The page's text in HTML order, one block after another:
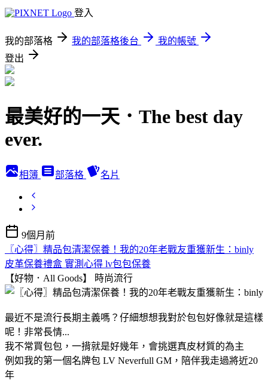
登入
我的部落格 我的部落格後台
我的帳號
登出
最美好的一天．The best day
ever.
相簿 部落格 名片
9個月前
〖心得〗精品包清潔保養！我的20年老戰友重獲新生：binly
皮革保養禮盒 實測心得 lv包包保養
【好物．All Goods】
時尚流行
最近不是流行長期主義嗎？仔細想想我對於包包好像就是這樣
呢！非常長情...
我不常買包包，一揹就是好幾年，會挑選真皮材質的為主
例如我的第一個名牌包 LV Neverfull GM，陪伴我走過將近20
年